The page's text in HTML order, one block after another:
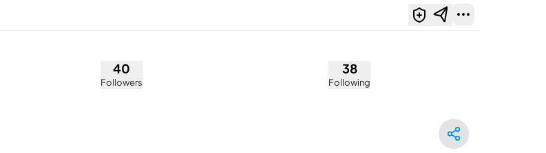
40
Followers
38
Following